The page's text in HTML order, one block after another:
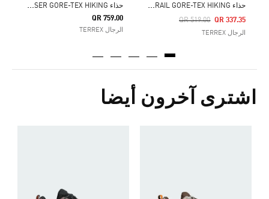
ح
ذاء TERREX EASTRAIL GORE-TEX HIKING
Price Reduced From
QR 519.00
To QR 337.35
الرجال TERREX
ح
ذاء TERREX SKYCHASER GORE-TEX HIKING
QR 759.00
الرجال TERREX
اشترى آخرون أيضا